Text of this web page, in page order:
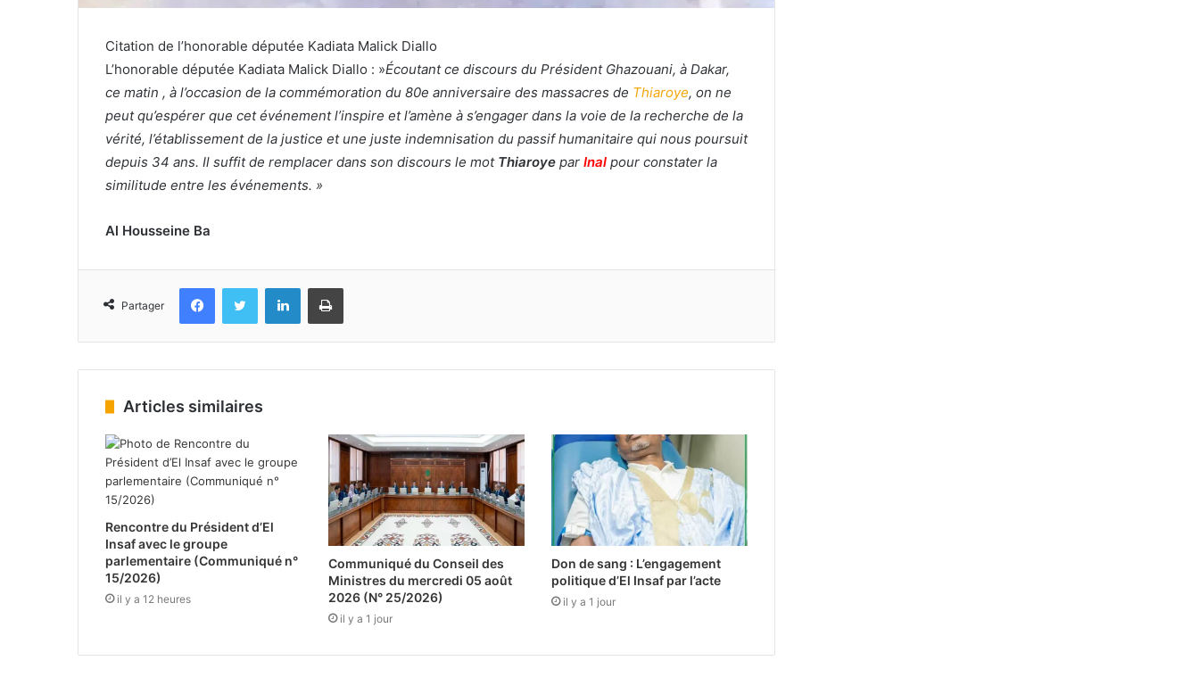
Citation de l’honorable députée Kadiata Malick Diallo
L’honorable députée Kadiata Malick Diallo : »Écoutant ce discours du Président Ghazouani, à Dakar,
ce matin , à l’occasion de la commémoration du 80e anniversaire des massacres de Thiaroye, on ne
peut qu’espérer que cet événement l’inspire et l’amène à s’engager dans la voie de la recherche de la
vérité, l’établissement de la justice et une juste indemnisation du passif humanitaire qui nous poursuit
depuis 34 ans. Il suffit de remplacer dans son discours le mot Thiaroye par Inal pour constater la
similitude entre les événements. »
Al Housseine Ba
Partager
FacebookTwitter LinkedinImprimer
Articles similaires
Rencontre du Président d’El
Insaf avec le groupe
parlementaire (Communiqué n°
15/2026)
il y a 12 heures
Communiqué du Conseil des
Ministres du mercredi 05 août
2026 (N° 25/2026)
il y a 1 jour
Don de sang : L’engagement
politique d’El Insaf par l’acte
il y a 1 jour